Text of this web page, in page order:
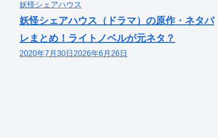
妖怪シェアハウス
妖怪シェアハウス（ドラマ）の原作・ネタバ
レまとめ！ライトノベルが元ネタ？
2020年7月30日 2026年6月26日